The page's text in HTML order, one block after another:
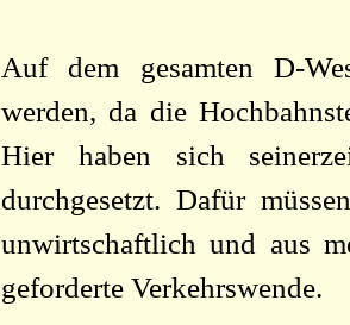
Auf dem gesamten D-
werden, da die
Hier haben sich
durchgesetzt. Dafür
unwirtschaftlich und aus
geforderte Verkehrswende.